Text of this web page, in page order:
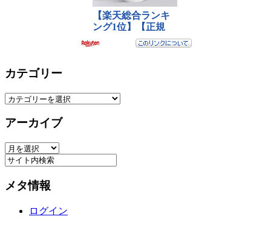
カテゴリー
カ
ゴ
ー
アーカイブ
ア
ー
イ
メタ情報
ログイン